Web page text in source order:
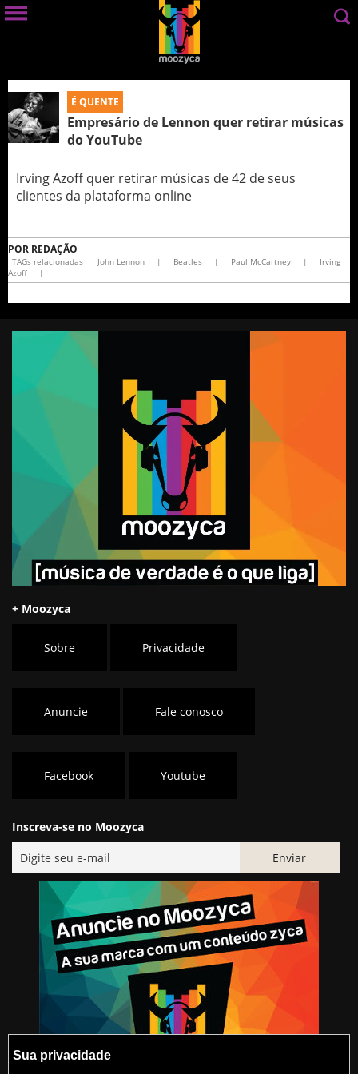
É QUENTE
Empresário de Lennon quer retirar músicas
do YouTube
Irving Azoff quer retirar músicas de 42 de seus
clientes da plataforma online
POR REDAÇÃO
TAGs relacionadas John Lennon | Beatles | Paul McCartney |
Irving
Azoff
|
+ Moozyca
Sobre Privacidade
Anuncie Fale conosco
Facebook Youtube
Inscreva-se no Moozyca
Sua privacidade